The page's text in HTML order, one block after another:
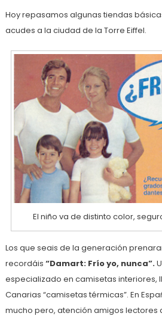
Hoy repasamos algunas tiendas
acudes a la ciudad de la Torre Eiffel.
El niño va de distinto color,
Los que seais de la generación
recordáis “Damart: Frío yo, nunca”.
especializado en camisetas interiores,
Canarias “camisetas térmicas”. En
mucho pero, atención amigos lectores